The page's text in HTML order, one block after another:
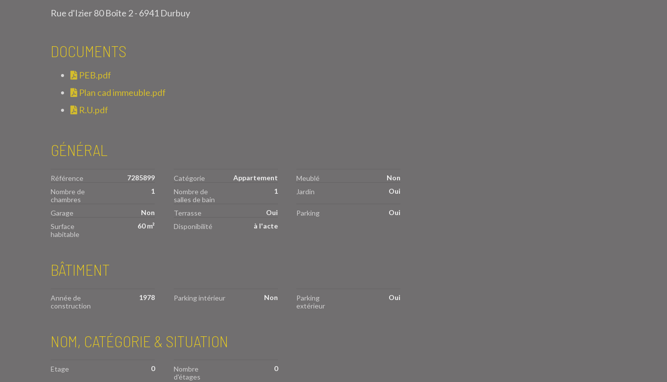
Rue d'Izier 80 Boîte 2 - 6941 Durbuy
DOCUMENTS
PEB.pdf
Plan cad immeuble.pdf
R.U.pdf
GÉNÉRAL
Référence 7285899 Catégorie Appartement Meublé
Non
Nombre de
chambres
1
Nombre de
salles de bain
1 Jardin Oui
Garage Non Terrasse Oui Parking
Oui
Surface
habitable
60 m² Disponibilité à l'acte
BÂTIMENT
Année de
construction
1978 Parking intérieur Non
Parking
extérieur
Oui
NOM, CATÉGORIE & SITUATION
Etage 0
Nombre
d'étages
0